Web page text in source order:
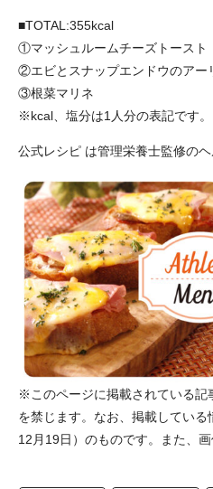
■TOTAL:355kcal
①マッシュルームチーズトースト
②エビとスナップエンドウのアー
③根菜マリネ
※kcal、塩分は1人分の表記です。
公式レシピ は管理栄養士監修のヘ
※このページに掲載されている記
を禁じます。なお、掲載してい
12月19日）のものです。また、画